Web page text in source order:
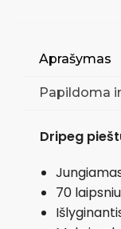
Aprašymas
Papildoma
Dripeg
70